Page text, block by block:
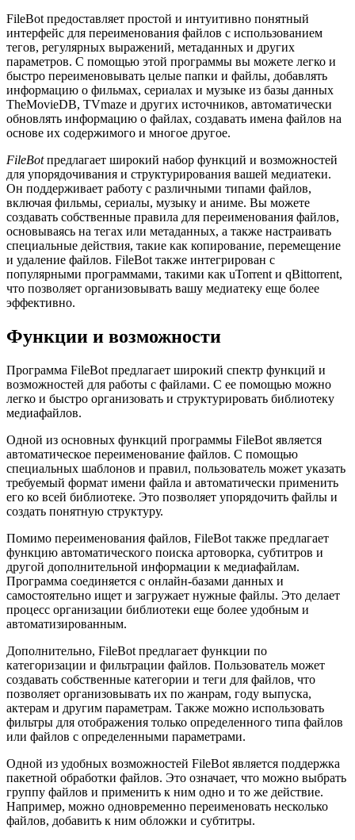
FileBot предоставляет простой и интуитивно понятный
интерфейс для переименования файлов с использованием
тегов, регулярных выражений, метаданных и других
параметров. С помощью этой программы вы можете легко и
быстро переименовывать целые папки и файлы, добавлять
информацию о фильмах, сериалах и музыке из базы данных
TheMovieDB, TVmaze и других источников, автоматически
обновлять информацию о файлах, создавать имена файлов на
основе их содержимого и многое другое.
FileBotпредлагает широкий набор функций и возможностей
для упорядочивания и структурирования вашей медиатеки.
Он поддерживает работу с различными типами файлов,
включая фильмы, сериалы, музыку и аниме. Вы можете
создавать собственные правила для переименования файлов,
основываясь на тегах или метаданных, а также настраивать
специальные действия, такие как копирование, перемещение
и удаление файлов. FileBot также интегрирован с
популярными программами, такими как uTorrent и qBittorrent,
что позволяет организовывать вашу медиатеку еще более
эффективно.
Функции и возможности
Программа FileBot предлагает широкий спектр функций и
возможностей для работы с файлами. С ее помощью можно
легко и быстро организовать и структурировать библиотеку
медиафайлов.
Одной из основных функций программы FileBot является
автоматическое переименование файлов. С помощью
специальных шаблонов и правил, пользователь может указать
требуемый формат имени файла и автоматически применить
его ко всей библиотеке. Это позволяет упорядочить файлы и
создать понятную структуру.
Помимо переименования файлов, FileBot также предлагает
функцию автоматического поиска артоворка, субтитров и
другой дополнительной информации к медиафайлам.
Программа соединяется с онлайн-базами данных и
самостоятельно ищет и загружает нужные файлы. Это делает
процесс организации библиотеки еще более удобным и
автоматизированным.
Дополнительно, FileBot предлагает функции по
категоризации и фильтрации файлов. Пользователь может
создавать собственные категории и теги для файлов, что
позволяет организовывать их по жанрам, году выпуска,
актерам и другим параметрам. Также можно использовать
фильтры для отображения только определенного типа файлов
или файлов с определенными параметрами.
Одной из удобных возможностей FileBot является поддержка
пакетной обработки файлов. Это означает, что можно выбрать
группу файлов и применить к ним одно и то же действие.
Например, можно одновременно переименовать несколько
файлов, добавить к ним обложки и субтитры.